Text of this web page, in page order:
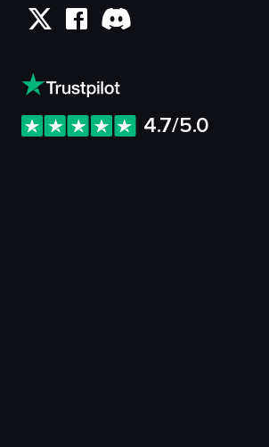
4.7/5.0